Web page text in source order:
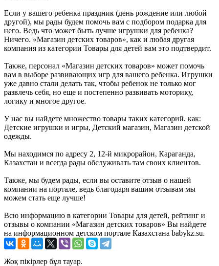
Если у вашего ребенка праздник (день рождение или любой
другой), мы рады будем помочь вам с подбором подарка для
него. Ведь что может быть лучше игрушки для ребенка?
Ничего. «Магазин детских товаров», как и любая другая
компания из категории Товары для детей вам это подтвердит.
Также, персонал «Магазин детских товаров» может помочь
вам в выборе развивающих игр для вашего ребенка. Игрушки
уже давно стали делать так, чтобы ребенок не только мог
развлечь себя, но еще и постепенно развивать моторику,
логику и многое другое.
У нас вы найдете множество товары таких категорий, как:
Детские игрушки и игры, Детский магазин, Магазин детской
одежды.
Мы находимся по адресу 2, 12-й микрорайон, Караганда,
Казахстан и всегда рады обслуживать там своих клиентов.
Также, мы будем рады, если вы оставите отзыв о нашей
компании на портале, ведь благодаря вашим отзывам мы
можем стать еще лучше!
Всю информацию в категории Товары для детей, рейтинг и
отзывы о компании «Магазин детских товаров» Вы найдете
на информационном детском портале Казахстана babykz.su.
Жоқ пікірлер бұл тауар.